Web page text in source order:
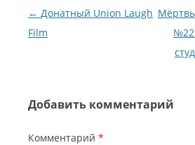
Навигация по записям
← Донатный Union Laugh
Film
№22
Добавить комментарий
Комментарий *